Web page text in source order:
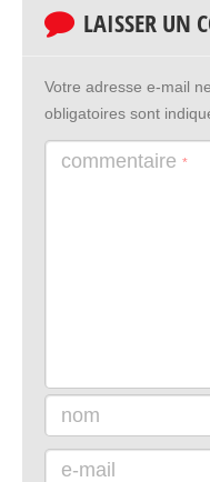
LAISSER UN
Votre adresse e-mail
obligatoires sont
commentaire *
nom
e-mail